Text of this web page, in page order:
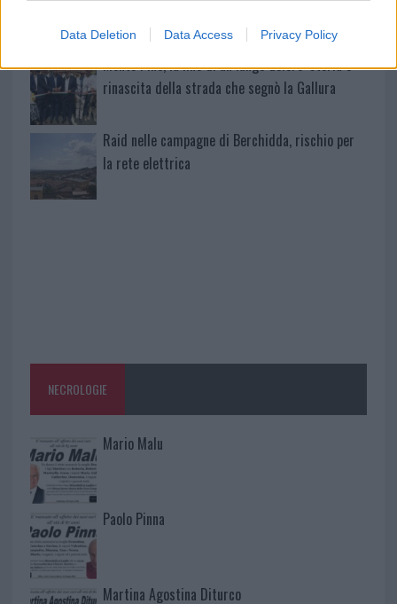
Data Deletion Data Access Privacy Policy
Monte Pino, la fine di un lungo dolore: storia e
rinascita della strada che segnò la Gallura
Raid nelle campagne di Berchidda, rischio per
la rete elettrica
NECROLOGIE
Mario Malu
Paolo Pinna
Martina Agostina Diturco